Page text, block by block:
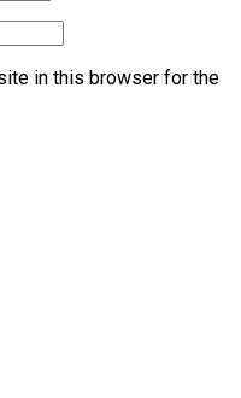
in this browser for the